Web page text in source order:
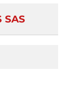
SAS